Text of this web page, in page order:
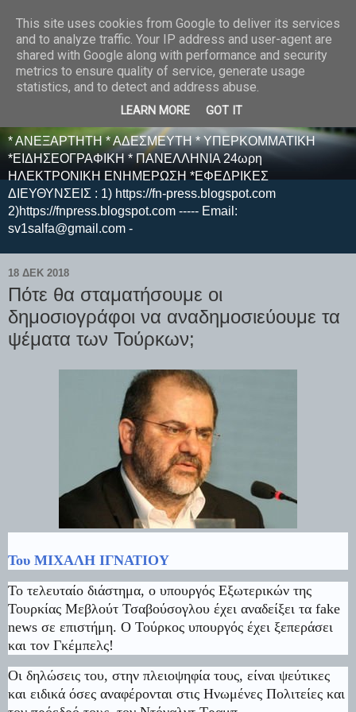
E F E N P R E S S -
ΗΛΕΚΤΡΟΝΙΚΗ
ΕΦΗΜΕΡΙΔΑ
* ΑΝΕΞΑΡΤΗΤΗ * ΑΔΕΣΜΕΥΤΗ * ΥΠΕΡΚΟΜΜΑΤΙΚΗ
*ΕΙΔΗΣΕΟΓΡΑΦΙΚΗ * ΠΑΝΕΛΛΗΝΙΑ 24ωρη
ΗΛΕΚΤΡΟΝΙΚΗ ΕΝΗΜΕΡΩΣΗ *ΕΦΕΔΡΙΚΕΣ
ΔΙΕΥΘΥΝΣΕΙΣ : 1) https://fn-press.blogspot.com
2)https://fnpress.blogspot.com ----- Email:
sv1salfa@gmail.com -
18 ΔΕΚ 2018
Πότε θα σταματήσουμε οι
δημοσιογράφοι να αναδημοσιεύουμε τα
ψέματα των Τούρκων;
Του ΜΙΧΑΛΗ ΙΓΝΑΤΙΟΥ
Το τελευταίο διάστημα, ο υπουργός Εξωτερικών της
Τουρκίας Μεβλούτ Τσαβούσογλου έχει αναδείξει τα fake
news σε επιστήμη. Ο Τούρκος υπουργός έχει ξεπεράσει
και τον Γκέμπελς!
Οι δηλώσεις του, στην πλειοψηφία τους, είναι ψεύτικες
και ειδικά όσες αναφέρονται στις Ηνωμένες Πολιτείες και
This site uses cookies from Google to deliver its services
and to analyze traffic. Your IP address and user-agent are
shared with Google along with performance and security
metrics to ensure quality of service, generate usage
statistics, and to detect and address abuse.
LEARN MORE GOT IT